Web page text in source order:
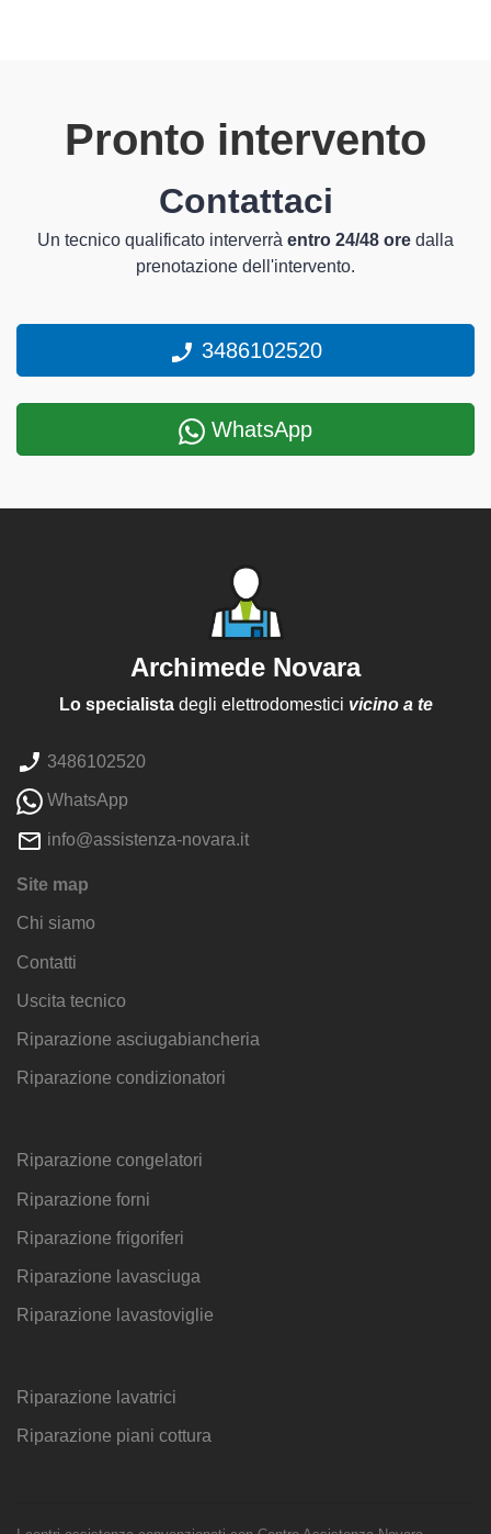
Pronto intervento
Contattaci
Un tecnico qualificato interverrà entro 24/48 ore dalla
prenotazione dell'intervento.
3486102520
WhatsApp
Archimede Novara
Lo specialistadegli elettrodomestici vicino a te
3486102520
WhatsApp
info@assistenza-novara.it
Site map
Chi siamo
Contatti
Uscita tecnico
Riparazione asciugabiancheria
Riparazione condizionatori
Riparazione congelatori
Riparazione forni
Riparazione frigoriferi
Riparazione lavasciuga
Riparazione lavastoviglie
Riparazione lavatrici
Riparazione piani cottura